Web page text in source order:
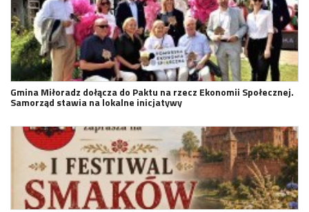
Gmina Miłoradz dołącza do Paktu na rzecz Ekonomii Społecznej.
Samorząd stawia na lokalne inicjatywy